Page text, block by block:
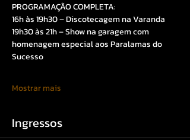
PROGRAMAÇÃO COMPLETA:
16h às 19h30 – Discotecagem na Varanda
19h30 às 21h – Show na garagem com
homenagem especial aos Paralamas do
Sucesso
Mostrar mais
Ingressos